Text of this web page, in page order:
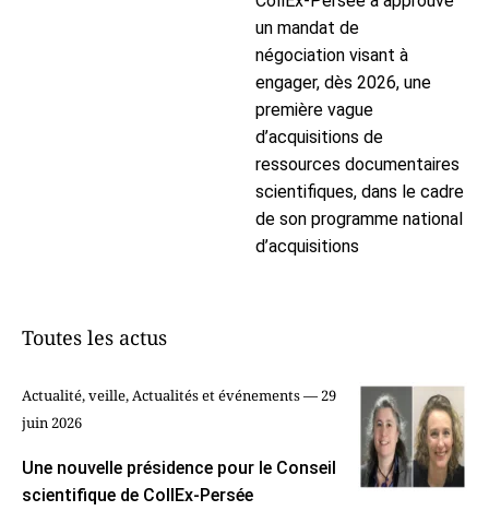
un mandat de
négociation visant à
engager, dès 2026, une
première vague
d’acquisitions de
ressources documentaires
scientifiques, dans le cadre
de son programme national
d’acquisitions
Toutes les actus
Actualité, veille, Actualités et événements — 29
juin 2026
Une nouvelle présidence pour le Conseil
scientifique de CollEx-Persée